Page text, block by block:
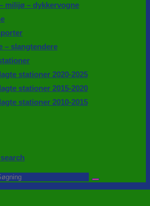
milijø – dykkervogne
– slangtendere
stationer 2020-2025
stationer 2015-2020
stationer 2010-2015